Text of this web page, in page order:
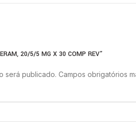
20/5/5 MG X 30 COMP REV”
será publicado. Campos obrigatórios